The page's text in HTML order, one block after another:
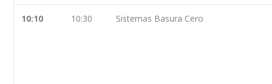
10:10 10:30 Sistemas Basura Cero